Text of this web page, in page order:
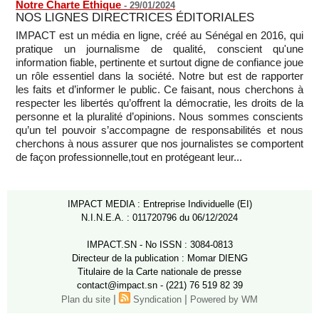
Notre Charte Éthique - 29/01/2024
NOS LIGNES DIRECTRICES ÉDITORIALES
IMPACT est un média en ligne, créé au Sénégal en 2016, qui
pratique un journalisme de qualité, conscient qu'une
information fiable, pertinente et surtout digne de confiance joue
un rôle essentiel dans la société. Notre but est de rapporter
les faits et d’informer le public. Ce faisant, nous cherchons à
respecter les libertés qu’offrent la démocratie, les droits de la
personne et la pluralité d’opinions. Nous sommes conscients
qu’un tel pouvoir s’accompagne de responsabilités et nous
cherchons à nous assurer que nos journalistes se comportent
de façon professionnelle,tout en protégeant leur...
IMPACT MEDIA : Entreprise Individuelle (EI)
N.I.N.E.A. : 011720796 du 06/12/2024
IMPACT.SN - No ISSN : 3084-0813
Directeur de la publication : Momar DIENG
Titulaire de la Carte nationale de presse
contact@impact.sn - (221) 76 519 82 39
Plan du site | Syndication | Powered by WM